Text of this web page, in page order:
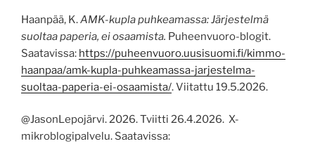
Haanpää, K.AMK-kupla puhkeamassa: Järjestelmä
suoltaa paperia, ei osaamista. Puheenvuoro-blogit.
Saatavissa: https://puheenvuoro.uusisuomi.fi/kimmo-
haanpaa/amk-kupla-puhkeamassa-jarjestelma-
suoltaa-paperia-ei-osaamista/. Viitattu 19.5.2026.
@JasonLepojärvi. 2026. Tviitti 26.4.2026. X-
mikroblogipalvelu. Saatavissa: